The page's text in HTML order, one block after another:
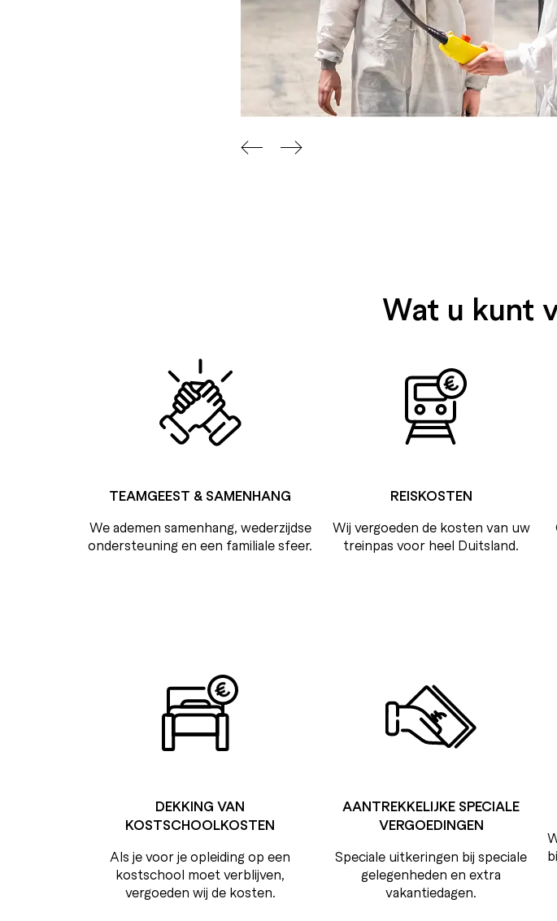
Wat u kunt
TEAMGEEST & SAMENHANG
We ademen samenhang, wederzijdse
ondersteuning en een familiale sfeer.
REISKOSTEN
Wij vergoeden de kosten van uw
treinpas voor heel Duitsland.
DEKKING VAN
KOSTSCHOOLKOSTEN
Als je voor je opleiding op een
kostschool moet verblijven,
vergoeden wij de kosten.
AANTREKKELIJKE SPECIALE
VERGOEDINGEN
Speciale uitkeringen bij speciale
gelegenheden en extra
vakantiedagen.